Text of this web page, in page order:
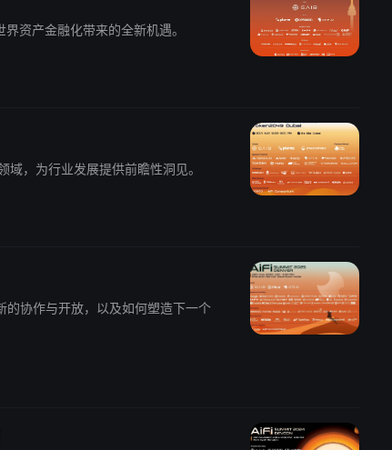
资产金融化带来的全新机遇。
，为行业发展提供前瞻性洞见。
协作与开放，以及如何塑造下一个